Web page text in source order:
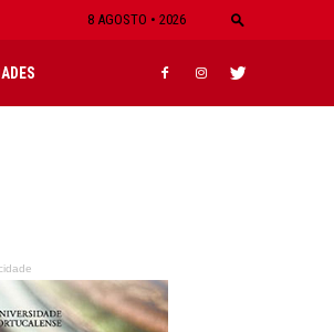
8 AGOSTO • 2026